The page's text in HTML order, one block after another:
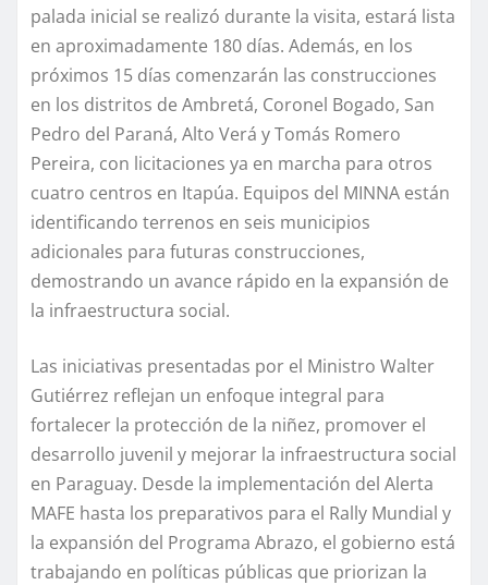
palada inicial se realizó durante la visita, estará lista
en aproximadamente 180 días. Además, en los
próximos 15 días comenzarán las construcciones
en los distritos de Ambretá, Coronel Bogado, San
Pedro del Paraná, Alto Verá y Tomás Romero
Pereira, con licitaciones ya en marcha para otros
cuatro centros en Itapúa. Equipos del MINNA están
identificando terrenos en seis municipios
adicionales para futuras construcciones,
demostrando un avance rápido en la expansión de
la infraestructura social.
Las iniciativas presentadas por el Ministro Walter
Gutiérrez reflejan un enfoque integral para
fortalecer la protección de la niñez, promover el
desarrollo juvenil y mejorar la infraestructura social
en Paraguay. Desde la implementación del Alerta
MAFE hasta los preparativos para el Rally Mundial y
la expansión del Programa Abrazo, el gobierno está
trabajando en políticas públicas que priorizan la